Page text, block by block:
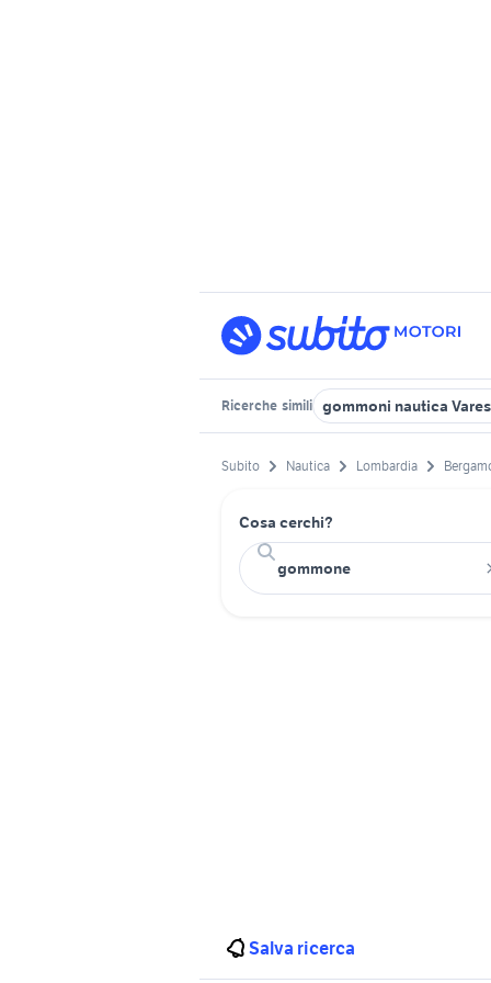
Ricerche simili gommoni nautica
Subito Nautica Lombardia
Cosa cerchi?
Salva ricerca